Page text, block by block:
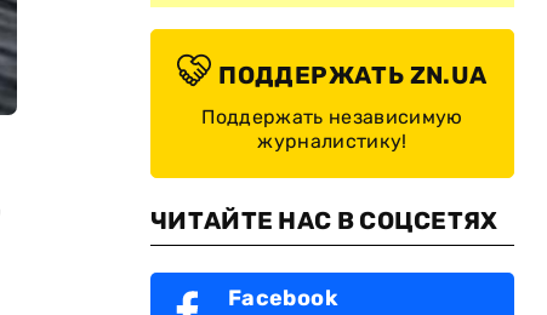
ПОДДЕРЖАТЬ ZN.UA
Поддержать независимую
журналистику!
ЧИТАЙТЕ НАС В СОЦСЕТЯХ
Facebook